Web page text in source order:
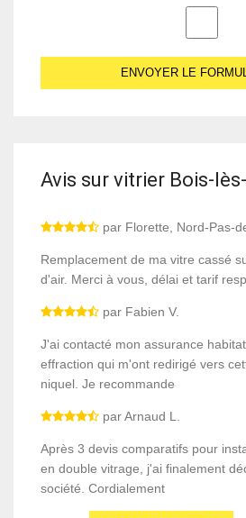
Avis sur vitrier Bois-
par Florette, Nord-Pas-
Remplacement de ma vitre cassé
d'air. Merci à vous, délai et tarif
par Fabien V.
J'ai contacté mon assurance
effraction qui m'ont redirigé vers
niquel. Je recommande
par Arnaud L.
Après 3 devis comparatifs pour
en double vitrage, j'ai finalement
société. Cordialement